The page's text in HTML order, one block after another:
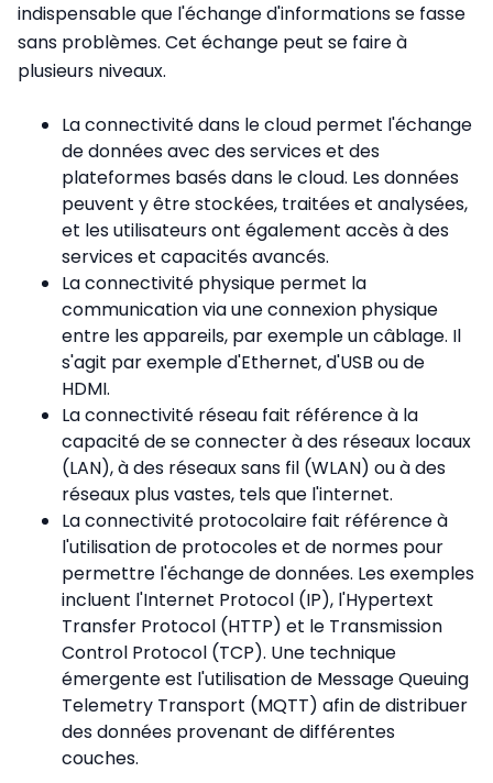
indispensable que l'échange d'informations se fasse
sans problèmes. Cet échange peut se faire à
plusieurs niveaux.
La connectivité dans le cloud permet l'échange
de données avec des services et des
plateformes basés dans le cloud. Les données
peuvent y être stockées, traitées et analysées,
et les utilisateurs ont également accès à des
services et capacités avancés.
La connectivité physique permet la
communication via une connexion physique
entre les appareils, par exemple un câblage. Il
s'agit par exemple d'Ethernet, d'USB ou de
HDMI.
La connectivité réseau fait référence à la
capacité de se connecter à des réseaux locaux
(LAN), à des réseaux sans fil (WLAN) ou à des
réseaux plus vastes, tels que l'internet.
La connectivité protocolaire fait référence à
l'utilisation de protocoles et de normes pour
permettre l'échange de données. Les exemples
incluent l'Internet Protocol (IP), l'Hypertext
Transfer Protocol (HTTP) et le Transmission
Control Protocol (TCP). Une technique
émergente est l'utilisation de Message Queuing
Telemetry Transport (MQTT) afin de distribuer
des données provenant de différentes
couches.